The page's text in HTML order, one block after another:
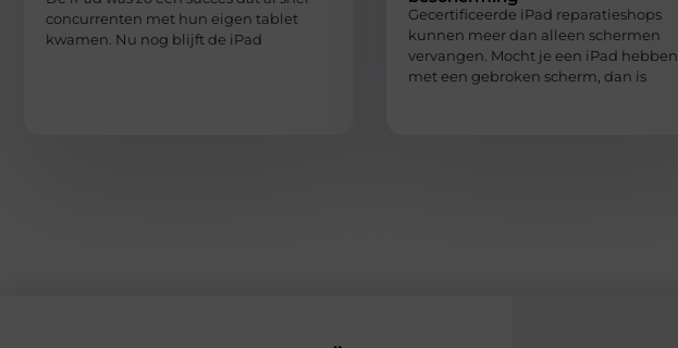
concurrenten met hun eigen tablet
kwamen. Nu nog blijft de iPad
Gecertificeerde iPad reparatieshops
kunnen meer dan alleen schermen
vervangen. Mocht je een iPad hebben
met een gebroken scherm, dan is